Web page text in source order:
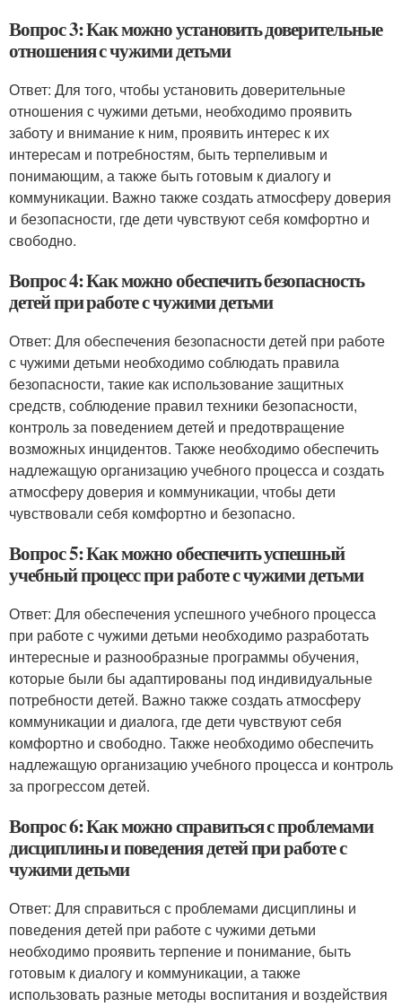
Вопрос 3: Как можно установить доверительные
отношения с чужими детьми
Ответ: Для того, чтобы установить доверительные
отношения с чужими детьми, необходимо проявить
заботу и внимание к ним, проявить интерес к их
интересам и потребностям, быть терпеливым и
понимающим, а также быть готовым к диалогу и
коммуникации. Важно также создать атмосферу доверия
и безопасности, где дети чувствуют себя комфортно и
свободно.
Вопрос 4: Как можно обеспечить безопасность
детей при работе с чужими детьми
Ответ: Для обеспечения безопасности детей при работе
с чужими детьми необходимо соблюдать правила
безопасности, такие как использование защитных
средств, соблюдение правил техники безопасности,
контроль за поведением детей и предотвращение
возможных инцидентов. Также необходимо обеспечить
надлежащую организацию учебного процесса и создать
атмосферу доверия и коммуникации, чтобы дети
чувствовали себя комфортно и безопасно.
Вопрос 5: Как можно обеспечить успешный
учебный процесс при работе с чужими детьми
Ответ: Для обеспечения успешного учебного процесса
при работе с чужими детьми необходимо разработать
интересные и разнообразные программы обучения,
которые были бы адаптированы под индивидуальные
потребности детей. Важно также создать атмосферу
коммуникации и диалога, где дети чувствуют себя
комфортно и свободно. Также необходимо обеспечить
надлежащую организацию учебного процесса и контроль
за прогрессом детей.
Вопрос 6: Как можно справиться с проблемами
дисциплины и поведения детей при работе с
чужими детьми
Ответ: Для справиться с проблемами дисциплины и
поведения детей при работе с чужими детьми
необходимо проявить терпение и понимание, быть
готовым к диалогу и коммуникации, а также
использовать разные методы воспитания и воздействия